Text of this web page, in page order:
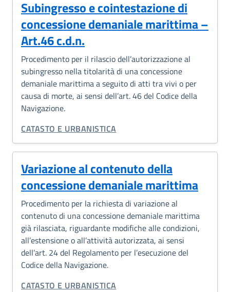
Subingresso e cointestazione di
concessione demaniale marittima –
Art.46 c.d.n.
Procedimento per il rilascio dell’autorizzazione al
subingresso nella titolarità di una concessione
demaniale marittima a seguito di atti tra vivi o per
causa di morte, ai sensi dell’art. 46 del Codice della
Navigazione.
CATEGORIA CORRELATA:
CATASTO E URBANISTICA
Variazione al contenuto della
concessione demaniale marittima
Procedimento per la richiesta di variazione al
contenuto di una concessione demaniale marittima
già rilasciata, riguardante modifiche alle condizioni,
all’estensione o all’attività autorizzata, ai sensi
dell’art. 24 del Regolamento per l’esecuzione del
Codice della Navigazione.
CATEGORIA CORRELATA:
CATASTO E URBANISTICA